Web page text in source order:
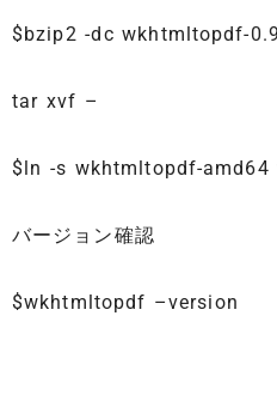
$bzip2 -dc wkhtmltopdf-
tar xvf –
$ln -s wkhtmltopdf-
バージョン確認
$wkhtmltopdf –version